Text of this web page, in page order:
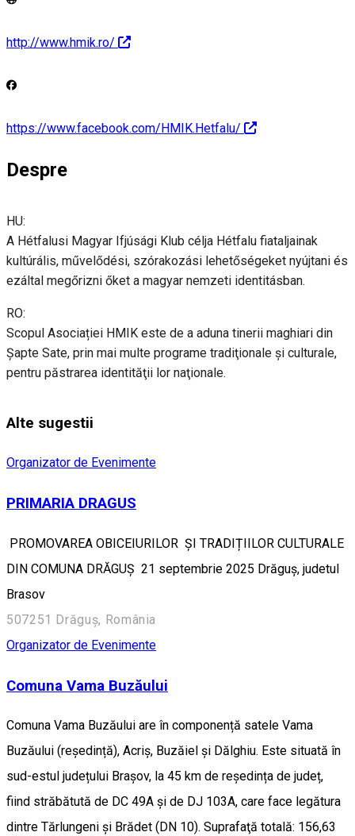
http://www.hmik.ro/
https://www.facebook.com/HMIK.Hetfalu/
Despre
HU:
A Hétfalusi Magyar Ifjúsági Klub célja Hétfalu fiataljainak
kultúrális, művelődési, szórakozási lehetőségeket nyújtani és
ezáltal megőrizni őket a magyar nemzeti identitásban.
RO:
Scopul Asociației HMIK este de a aduna tinerii maghiari din
Şapte Sate, prin mai multe programe tradiţionale şi culturale,
pentru păstrarea identităţii lor naţionale.
Alte sugestii
Organizator de Evenimente
PRIMARIA DRAGUS
PROMOVAREA OBICEIURILOR ȘI TRADIȚIILOR CULTURALE
DIN COMUNA DRĂGUȘ 21 septembrie 2025 Drăguș, judetul
Brasov
507251 Drăguș, România
Organizator de Evenimente
Comuna Vama Buzăului
Comuna Vama Buzăului are în componență satele Vama
Buzăului (reședință), Acriș, Buzăiel și Dălghiu. Este situată în
sud-estul județului Brașov, la 45 km de reședința de județ,
fiind străbătută de DC 49A și de DJ 103A, care face legătura
dintre Tărlungeni și Brădet (DN 10). Suprafaţă totală: 156,63